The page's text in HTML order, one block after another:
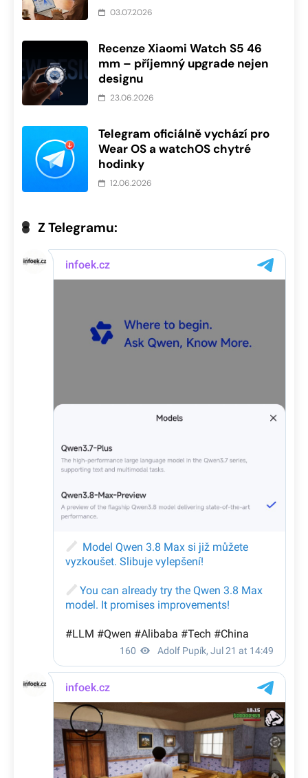
03.07.2026
Recenze Xiaomi Watch S5 46
mm – příjemný upgrade nejen
designu
23.06.2026
Telegram oficiálně vychází pro
Wear OS a watchOS chytré
hodinky
12.06.2026
Z Telegramu: